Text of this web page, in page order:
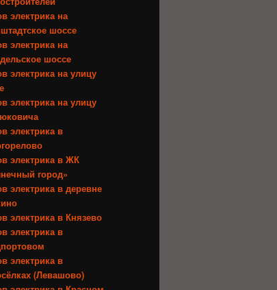
электрика на
шоссе
электрика на
шоссе
электрика на улицу
электрика на улицу
электрика в
электрика в ЖК
город»
электрика в деревне
электрика в Князево
электрика в
электрика в
(Левашово)